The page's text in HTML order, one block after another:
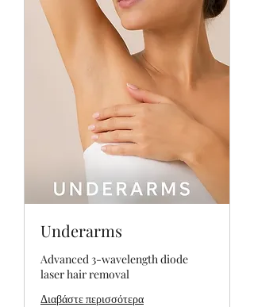
Underarms
Advanced 3-wavelength diode
laser hair removal
Διαβάστε περισσότερα